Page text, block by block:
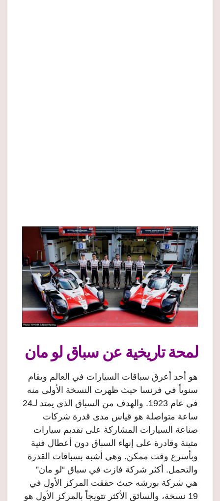
لمحة تاريخية عن سباق لو مان
هو أحد أعرق سباقات السيارات في العالم ويقام
سنوياً في فرنسا حيث ظهرت النسخة الأولى منه
في عام 1923. والهدف من السباق الذي يمتد لـ24
ساعة متواصلة هو قياس مدى قدرة شركات
صناعة السيارات المشاركة على تقديم سيارات
متينة وقادرة على إنهاء السباق دون أعطال فنية
وبأسرع وقت ممكن. وهي أشبه بسباقات القدرة
والتحمل. أكثر شركة فازت في سباق “لو مان”
هي شركة بورشه حيث حققت المركز الأول في
19 نسخة، والسائق الأكثر تتويجاً بالمركز الأول هو